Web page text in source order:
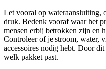
Let vooral op wateraansluiting,
druk. Bedenk vooraf waar het
mensen erbij betrokken zijn en
Controleer of je stroom, water,
accessoires nodig hebt. Door
welk pakket past.